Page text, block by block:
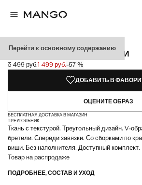
Перейти к основному содержанию
ВЕРХ БИКИНИ В КЛЕТКУ ВИШИ
Начальная цена зачеркнута [3 499 руб. ]
3 499 руб.
Текущая цена [1 499 руб. ]
1 499 руб.-57 %
Выберите цвет
Выбранный цвет: Желтый
ДОБАВИТЬ В
ОЦЕНИТЕ ОБРАЗ
БЕСПЛАТНАЯ ДОСТАВКА В МАГАЗИН
ТРЕУГОЛЬНИК
Ткань с текстурой. Треугольный дизайн. V-
бретели. Спереди завязки. Со сборками по
виши. Без наполнителя. Доступный
Товар на распродаже
ПОДРОБНЕЕ, СОСТАВ И УХОД